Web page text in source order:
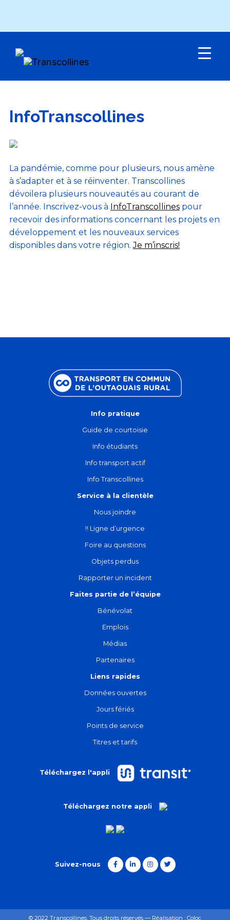
Menu
InfoTranscollines
La pandémie, comme pour plusieurs, nous amène
à s’adapter et à se réinventer. Transcollines
dévoilera plusieurs nouveautés au courant de
l’année. Inscrivez-vous à InfoTranscollines pour
recevoir des informations concernant les projets en
développement et les nouveaux services
disponibles dans votre région. Je m’inscris!
Info pratique
Guide de courtoisie
Info étudiants
Info transport actif
Info Transcollines
Service à la clientèle
Nous joindre
!! Ligne d’urgence
Foire au questions
Objets perdus
Rapporter un incident
Faites partie de l’équipe
Bénévolat
Emplois
Médias
Partenaires
Liens rapides
Données ouvertes
Jours fériés
Points de service
Titres et tarifs
Téléchargez l'appli
Téléchargez notre appli
Suivez-nous
© 2022 Transcollines. Tous droits réservés — Réalisation : Coloc